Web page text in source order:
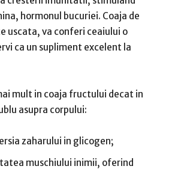
hormonul bucuriei. Coaja de
uscata, va conferi ceaiului o
ca un supliment excelent la
mult in coaja fructului decat in
asupra corpului:
zaharului in glicogen;
muschiului inimii, oferind